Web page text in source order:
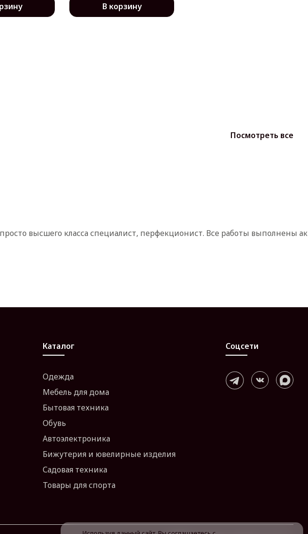
В корзину
Посмотреть все
высшего класса специалист, перфекционист. Все работы
Каталог
Одежда
Мебель для дома
Бытовая техника
Обувь
Автоэлектроника
Бижутерия и ювелирные изделия
Садовая техника
Товары для спорта
Соцсети